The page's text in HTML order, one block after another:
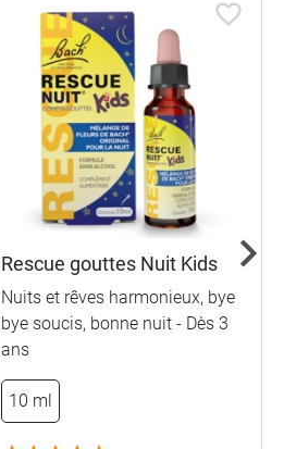
Rescue gouttes Nuit Kids
Nuits et rêves harmonieux, bye
bye soucis, bonne nuit - Dès 3
ans
10 ml